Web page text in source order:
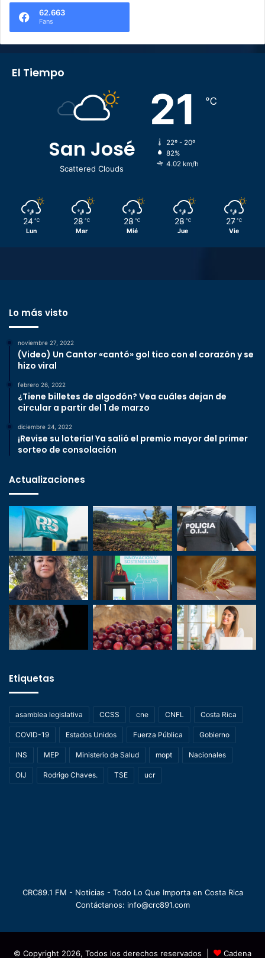
62.663
Fans
El Tiempo
San José
Scattered Clouds
21 ℃
22º - 20º
82%
4.02 km/h
24 ℃
Lun
28 ℃
Mar
28 ℃
Mié
28 ℃
Jue
27 ℃
Vie
Lo más visto
noviembre 27, 2022
(Video) Un Cantor «cantó» gol tico con el corazón y se
hizo viral
febrero 26, 2022
¿Tiene billetes de algodón? Vea cuáles dejan de
circular a partir del 1 de marzo
diciembre 24, 2022
¡Revise su lotería! Ya salió el premio mayor del primer
sorteo de consolación
Actualizaciones
Etiquetas
asamblea legislativa CCSS cne CNFL Costa Rica
COVID-19 Estados Unidos Fuerza Pública Gobierno
INS MEP Ministerio de Salud mopt Nacionales
OIJ Rodrigo Chaves. TSE ucr
CRC89.1 FM - Noticias - Todo Lo Que Importa en Costa Rica
Contáctanos: info@crc891.com
© Copyright 2026, Todos los derechos reservados | Cadena